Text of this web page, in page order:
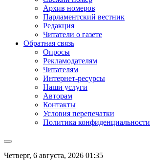
Архив номеров
Парламентский вестник
Редакция
Читатели о газете
Обратная связь
Опросы
Рекламодателям
Читателям
Интернет-ресурсы
Наши услуги
Авторам
Контакты
Условия перепечатки
Политика конфиденциальности
Четверг, 6 августа, 2026 01:35